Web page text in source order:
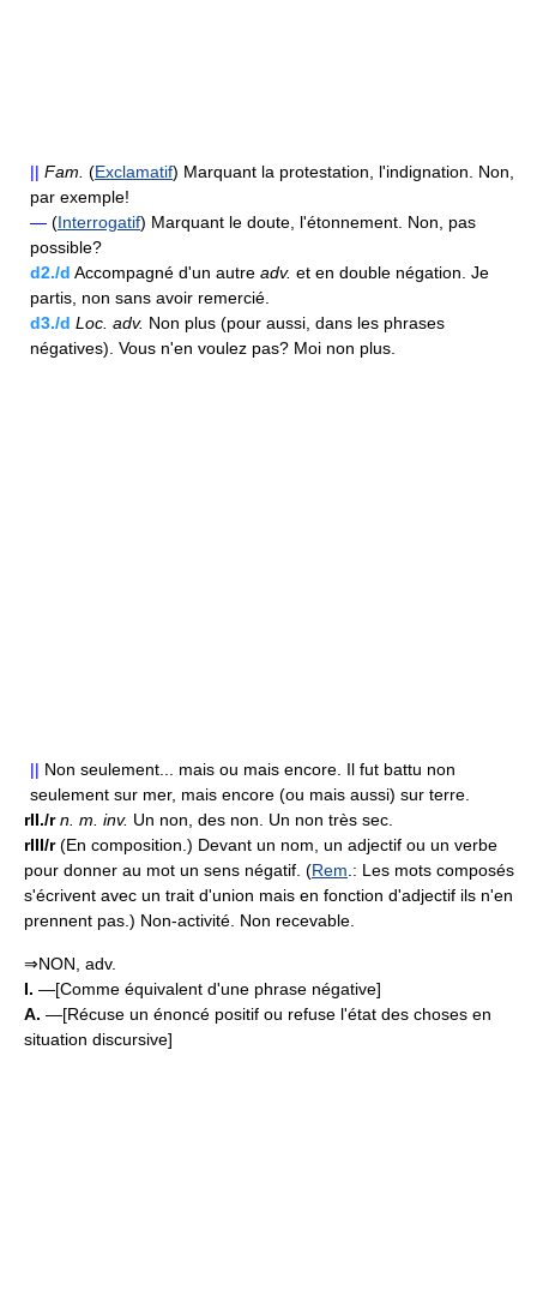
|| Fam. (Exclamatif) Marquant la protestation, l'indignation. Non,
par exemple!
— (Interrogatif) Marquant le doute, l'étonnement. Non, pas
possible?
d2./d Accompagné d'un autre adv. et en double négation. Je
partis, non sans avoir remercié.
d3./d Loc. adv. Non plus (pour aussi, dans les phrases
négatives). Vous n'en voulez pas? Moi non plus.
|| Non seulement... mais ou mais encore. Il fut battu non
seulement sur mer, mais encore (ou mais aussi) sur terre.
rII./r n. m. inv. Un non, des non. Un non très sec.
rIII/r(En composition.) Devant un nom, un adjectif ou un verbe
pour donner au mot un sens négatif. (Rem.: Les mots composés
s'écrivent avec un trait d'union mais en fonction d'adjectif ils n'en
prennent pas.) Non-activité. Non recevable.
⇒NON, adv.
I. —[Comme équivalent d'une phrase négative]
A. —[Récuse un énoncé positif ou refuse l'état des choses en
situation discursive]